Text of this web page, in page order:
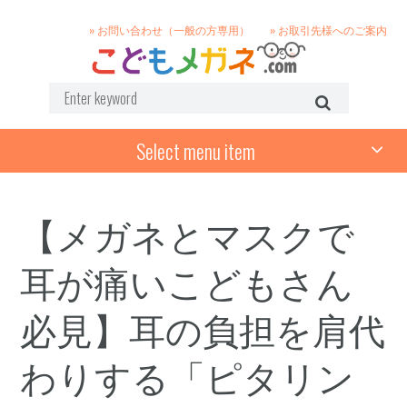
» お問い合わせ（一般の方専用） » お取引先様へのご案内
Select menu item
【メガネとマスクで
耳が痛いこどもさん
必見】耳の負担を肩代
わりする「ピタリン